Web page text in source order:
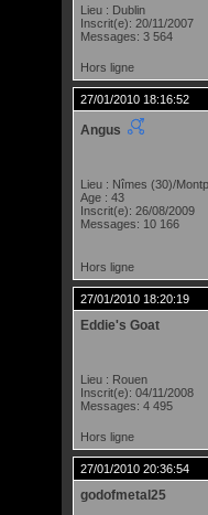
Lieu : Dublin
Inscrit(e): 20/11/2007
Messages: 3 564
Hors ligne
27/01/2010 18:16:52
Angus
Lieu : Nîmes (30)/
Age : 43
Inscrit(e): 26/08/2009
Messages: 10 166
Hors ligne
27/01/2010 18:20:19
Eddie's Goat
Lieu : Rouen
Inscrit(e): 04/11/2008
Messages: 4 495
Hors ligne
27/01/2010 20:36:54
godofmetal25